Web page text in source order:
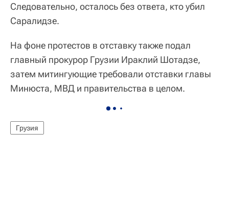
Следовательно, осталось без ответа, кто убил
Саралидзе.
На фоне протестов в отставку также подал
главный прокурор Грузии Ираклий Шотадзе,
затем митингующие требовали отставки главы
Минюста, МВД и правительства в целом.
Грузия